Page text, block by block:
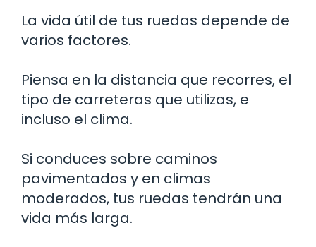
La vida útil de tus ruedas depende de
varios factores.
Piensa en la distancia que recorres, el
tipo de carreteras que utilizas, e
incluso el clima.
Si conduces sobre caminos
pavimentados y en climas
moderados, tus ruedas tendrán una
vida más larga.